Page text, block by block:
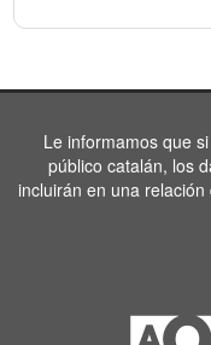
Le informamos que
público catalán, los
incluirán en una